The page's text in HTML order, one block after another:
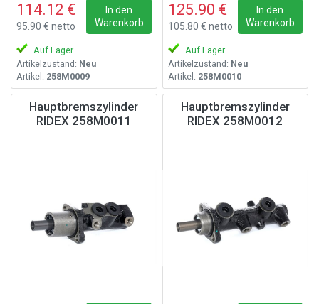
114.12 €
95.90 € netto
In den
Warenkorb
Auf Lager
Artikelzustand: Neu
Artikel: 258M0009
125.90 €
105.80 € netto
In den
Warenkorb
Auf Lager
Artikelzustand: Neu
Artikel: 258M0010
Hauptbremszylinder
RIDEX 258M0011
Hauptbremszylinder
RIDEX 258M0012